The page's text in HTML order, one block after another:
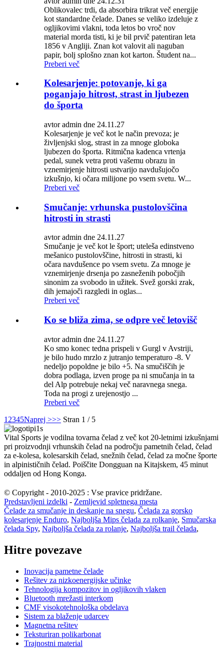
Oblikovalec trdi, da absorbira trikrat več energije
kot standardne čelade. Danes se veliko izdeluje z
ogljikovimi vlakni, toda letos bo vroč nov
material morda tisti, ki je bil prvič patentiran leta
1856 v Angliji. Znan kot valovit ali naguban
papir, bolj splošno znan kot karton. Študent na...
Preberi več
Kolesarjenje: potovanje, ki ga
poganjajo hitrost, strast in ljubezen
do športa
avtor admin dne 24.11.27
Kolesarjenje je več kot le način prevoza; je
življenjski slog, strast in za mnoge globoka
ljubezen do športa. Ritmična kadenca vrtenja
pedal, sunek vetra proti vašemu obrazu in
vznemirjenje hitrosti ustvarijo navdušujočo
izkušnjo, ki očara milijone po vsem svetu. W...
Preberi več
Smučanje: vrhunska pustolovščina
hitrosti in strasti
avtor admin dne 24.11.27
Smučanje je več kot le šport; uteleša edinstveno
mešanico pustolovščine, hitrosti in strasti, ki
očara navdušence po vsem svetu. Za mnoge je
vznemirjenje drsenja po zasneženih pobočjih
sinonim za svobodo in užitek. Svež gorski zrak,
dih jemajoči razgledi in oglas...
Preberi več
Ko se bliža zima, se odpre več letovišč
avtor admin dne 24.11.27
Ko smo konec tedna prispeli v Gurgl v Avstriji,
je bilo hudo mrzlo z jutranjo temperaturo -8. V
nedeljo popoldne je bilo +5. Na smučiščih je
dobra podlaga, izven proge pa ni smučanja in ta
del Alp potrebuje nekaj več naravnega snega.
Toda na progi z urejenostjo ...
Preberi več
1 2345Naprej >>> Stran 1 / 5
Vital Sports je vodilna tovarna čelad z več kot 20-letnimi izkušnjami
pri proizvodnji vrhunskih čelad na področju pametnih čelad, čelad
za e-kolesa, kolesarskih čelad, snežnih čelad, čelad za močne športe
in alpinističnih čelad. Poiščite Dongguan na Kitajskem, 45 minut
oddaljen od Hong Konga.
© Copyright - 2010-2025 : Vse pravice pridržane.
Predstavljeni izdelki - Zemljevid spletnega mesta
Čelade za smučanje in deskanje na snegu, Čelada za gorsko
kolesarjenje Enduro, Najboljša Mips čelada za rolkanje, Smučarska
čelada Spy, Najboljša čelada za rolanje, Najboljša trail čelada,
Hitre povezave
Inovacija pametne čelade
Rešitev za nizkoenergijske učinke
Tehnologija kompozitov in ogljikovih vlaken
Bluetooth mrežasti interkom
CMF visokotehnološka obdelava
Sistem za blaženje udarcev
Magnetna rešitev
Teksturiran polikarbonat
Trajnostni material